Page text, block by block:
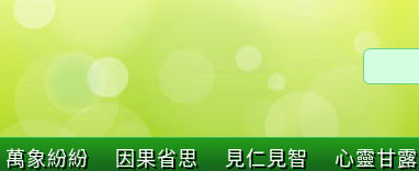
萬象紛紛 因果省思 見仁見智 心靈甘露